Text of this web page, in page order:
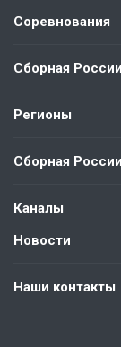
Соревнования
Сборная России
Регионы
Сборная России
Каналы
Новости
Наши контакты